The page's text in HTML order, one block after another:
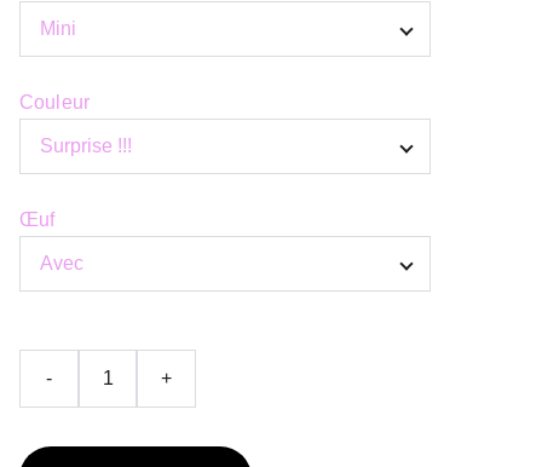
Couleur
Œuf
- +